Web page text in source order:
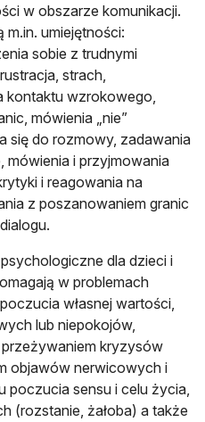
w obszarze komunikacji.
umiejętności:
sobie z trudnymi
strach,
wzrokowego,
mówienia „nie”
się do rozmowy, zadawania
mówienia i przyjmowania
i reagowania na
z poszanowaniem granic
dla dzieci i
w problemach
własnej wartości,
lub niepokojów,
kryzysów
objawów nerwicowych i
poczucia sensu i celu życia,
(rozstanie, żałoba) a także